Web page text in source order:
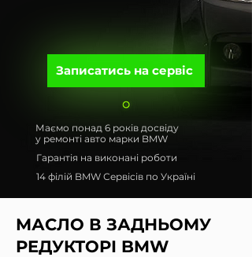
Записатись на сервіс
Маємо понад 6 років досвіду
у ремонті авто марки BMW
Гарантія на виконані роботи
14 філій BMW Сервісів по Україні
МАСЛО В ЗАДНЬОМУ
РЕДУКТОРІ BMW